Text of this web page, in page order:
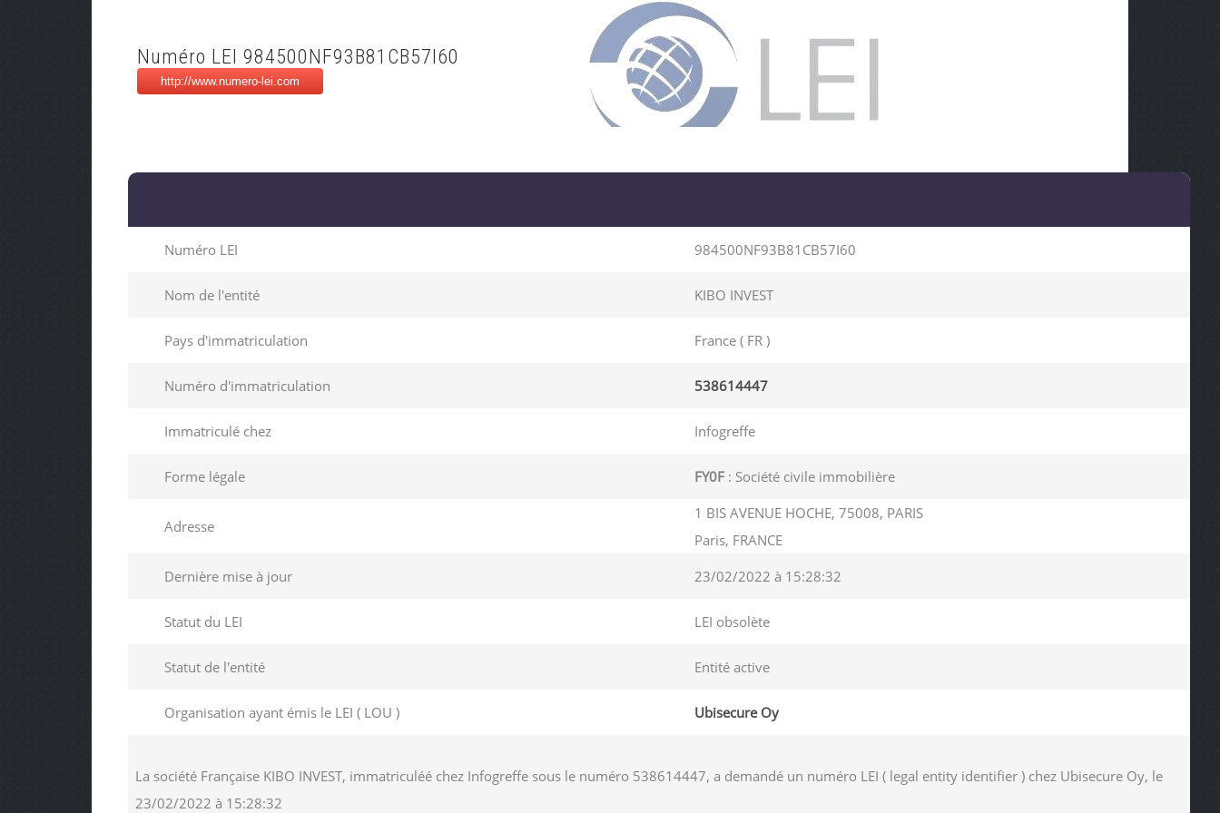
Numéro LEI 984500NF93B81CB57I60
Numéro LEI 984500NF93B81CB57I60
Nom de l'entité KIBO INVEST
Pays d'immatriculation France ( FR )
Numéro d'immatriculation 538614447
Immatriculé chez Infogreffe
Forme légale FY0F: Société civile immobilière
Adresse
1 BIS AVENUE HOCHE, 75008, PARIS
Paris, FRANCE
Dernière mise à jour
23/02/2022 à 15:28:32
Statut du LEI LEI obsolète
Statut de l'entité Entité active
Organisation ayant émis le LEI ( LOU ) Ubisecure Oy
La société Française KIBO INVEST, immatriculéé chez Infogreffe sous le numéro 538614447, a demandé un numéro LEI ( legal entity identifier ) chez Ubisecure Oy, le
23/02/2022 à 15:28:32